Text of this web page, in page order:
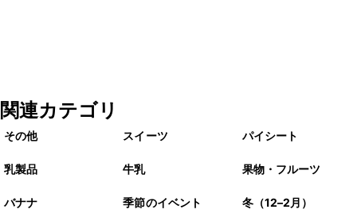
関連カテゴリ
その他 スイーツ パイシート
乳製品 牛乳 果物・フルーツ
バナナ 季節のイベント 冬（12–2月）